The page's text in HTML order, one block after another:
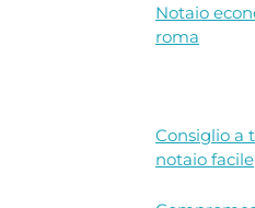
Notaio
roma
Consiglio a
notaio facile